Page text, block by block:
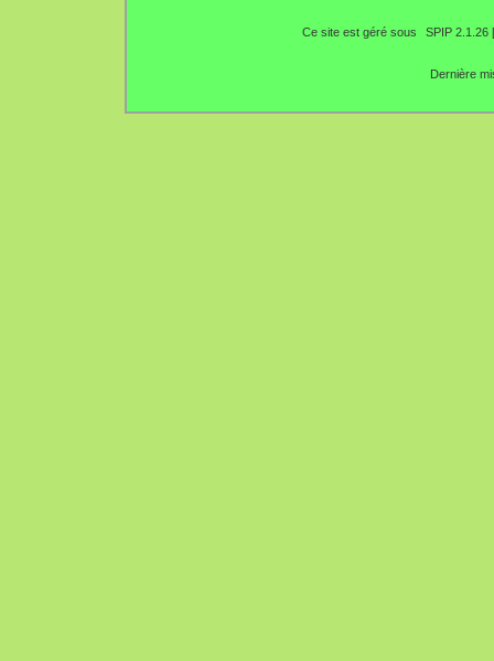
Ce site est géré sous SPIP 2.1.26
Dernière